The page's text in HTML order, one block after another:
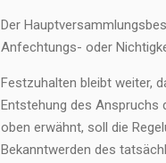
Der
Anfechtungs- oder
Festzuhalten bleibt weiter,
Entstehung des Anspruchs
oben erwähnt, soll die
Bekanntwerden des